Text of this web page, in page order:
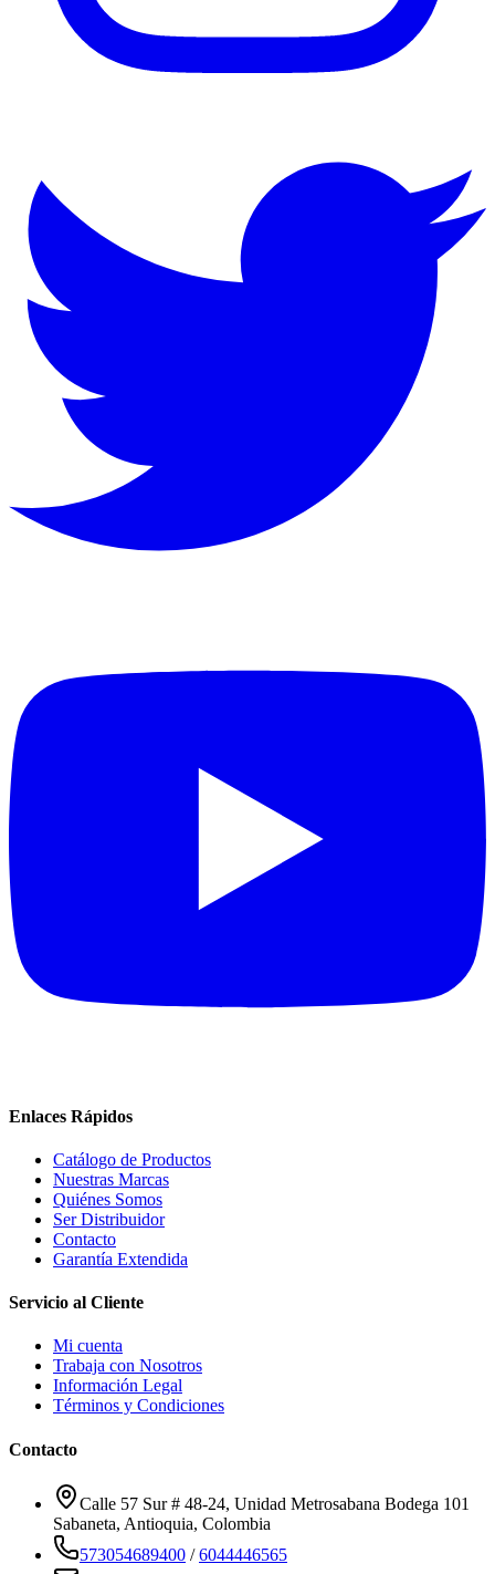
Enlaces Rápidos
Catálogo de Productos
Nuestras Marcas
Quiénes Somos
Ser Distribuidor
Contacto
Garantía Extendida
Servicio al Cliente
Mi cuenta
Trabaja con Nosotros
Información Legal
Términos y Condiciones
Contacto
Calle 57 Sur # 48-24, Unidad Metrosabana Bodega 101
Sabaneta, Antioquia, Colombia
573054689400 /6044446565